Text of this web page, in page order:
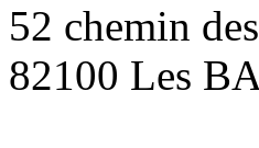
52 chemin
82100 Les